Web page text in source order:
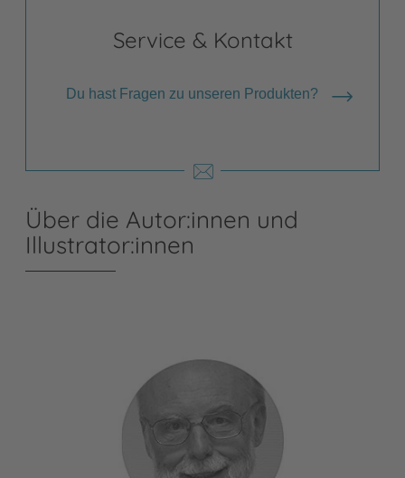
Service & Kontakt
Du hast Fragen zu unseren Produkten?
Über die Autor:innen und
Illustrator:innen